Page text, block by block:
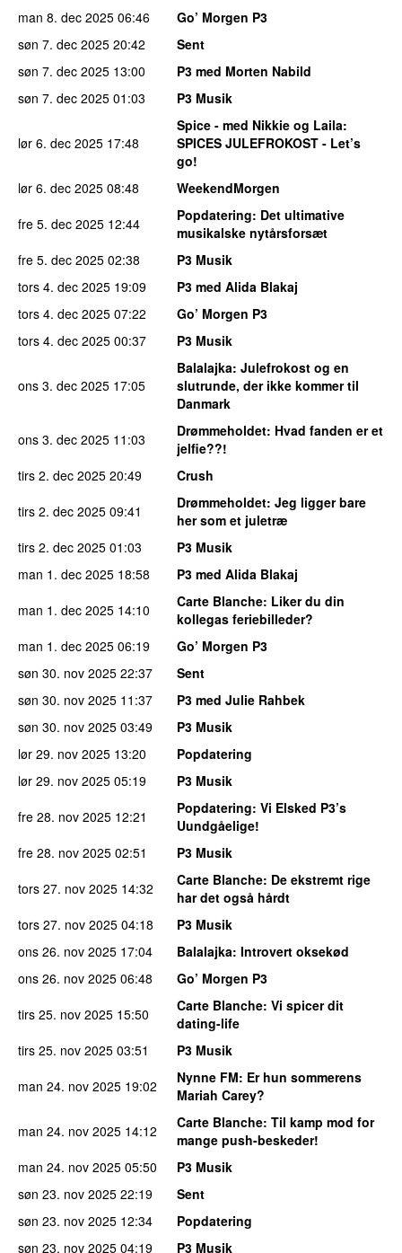
man 8. dec 2025 06:46
Go’ Morgen P3
søn 7. dec 2025 20:42
Sent
søn 7. dec 2025 13:00
P3 med Morten Nabild
søn 7. dec 2025 01:03 P3 Musik
lør 6. dec 2025 17:48
Spice - med Nikkie og Laila:
SPICES JULEFROKOST - Let’s
go!
lør 6. dec 2025 08:48
WeekendMorgen
fre 5. dec 2025 12:44 Popdatering: Det ultimative
musikalske nytårsforsæt
fre 5. dec 2025 02:38
P3 Musik
tors 4. dec 2025 19:09
P3 med Alida Blakaj
tors 4. dec 2025 07:22
Go’ Morgen P3
tors 4. dec 2025 00:37 P3 Musik
ons 3. dec 2025 17:05
Balalajka: Julefrokost og en
slutrunde, der ikke kommer til
Danmark
ons 3. dec 2025 11:03 Drømmeholdet: Hvad fanden er et
jelfie??!
tirs 2. dec 2025 20:49
Crush
tirs 2. dec 2025 09:41 Drømmeholdet: Jeg ligger bare
her som et juletræ
tirs 2. dec 2025 01:03
P3 Musik
man 1. dec 2025 18:58
P3 med Alida Blakaj
man 1. dec 2025 14:10 Carte Blanche: Liker du din
kollegas feriebilleder?
man 1. dec 2025 06:19
Go’ Morgen P3
søn 30. nov 2025 22:37
Sent
søn 30. nov 2025 11:37
P3 med Julie Rahbek
søn 30. nov 2025 03:49
P3 Musik
lør 29. nov 2025 13:20
Popdatering
lør 29. nov 2025 05:19
P3 Musik
fre 28. nov 2025 12:21 Popdatering: Vi Elsked P3’s
Uundgåelige!
fre 28. nov 2025 02:51
P3 Musik
tors 27. nov 2025 14:32 Carte Blanche: De ekstremt rige
har det også hårdt
tors 27. nov 2025 04:18
P3 Musik
ons 26. nov 2025 17:04 Balalajka: Introvert oksekød
ons 26. nov 2025 06:48
Go’ Morgen P3
tirs 25. nov 2025 15:50 Carte Blanche: Vi spicer dit
dating-life
tirs 25. nov 2025 03:51
P3 Musik
man 24. nov 2025 19:02 Nynne FM: Er hun sommerens
Mariah Carey?
man 24. nov 2025 14:12 Carte Blanche: Til kamp mod for
mange push-beskeder!
man 24. nov 2025 05:50
P3 Musik
søn 23. nov 2025 22:19
Sent
søn 23. nov 2025 12:34
Popdatering
søn 23. nov 2025 04:19 P3 Musik